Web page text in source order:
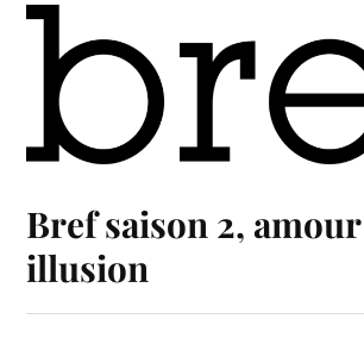
Bref saison 2,
illusion